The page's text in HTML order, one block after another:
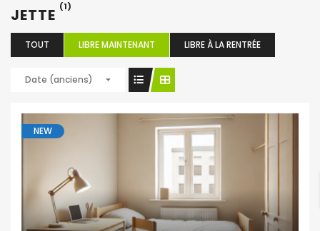
JETTE (1)
TOUT LIBRE MAINTENANT LIBRE À LA RENTRÉE
Date (anciens)
NEW